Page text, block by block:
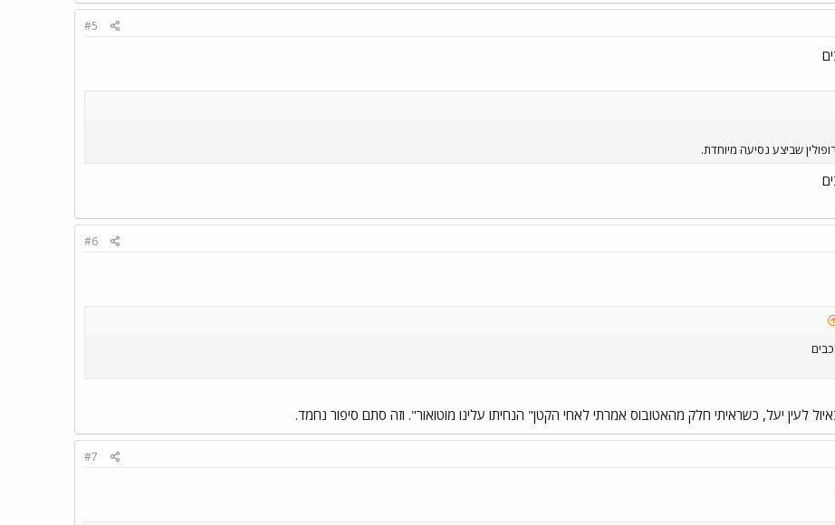
#5
#6
לעין יעל, כשראיתי חלק מהאטובוס אמרתי לאחי הקטן" הנחיתו עלינו מוטואור". וזה סתם סיפור נחמד.
#7